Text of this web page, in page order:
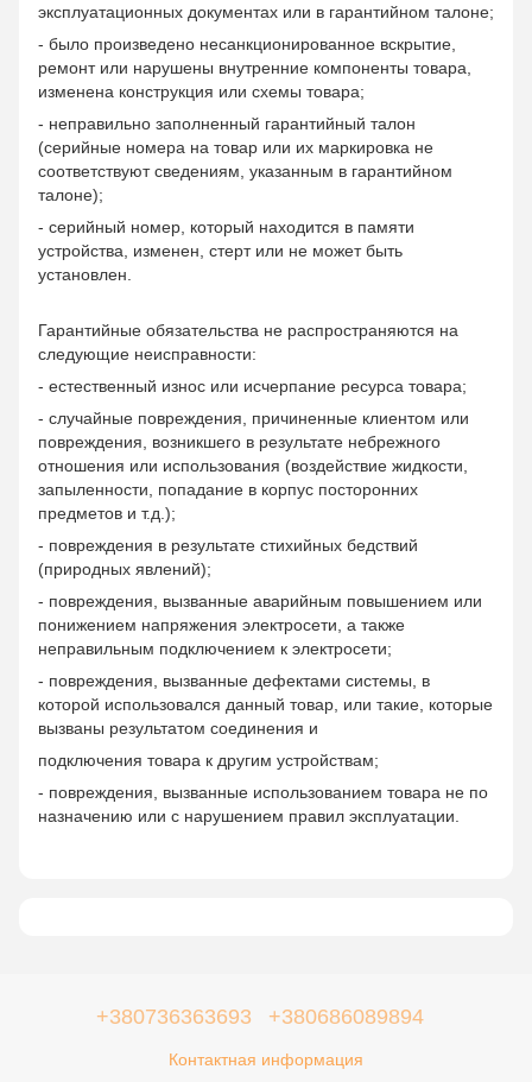
эксплуатационных документах или в гарантийном талоне;
- было произведено несанкционированное вскрытие,
ремонт или нарушены внутренние компоненты товара,
изменена конструкция или схемы товара;
- неправильно заполненный гарантийный талон
(серийные номера на товар или их маркировка не
соответствуют сведениям, указанным в гарантийном
талоне);
- серийный номер, который находится в памяти
устройства, изменен, стерт или не может быть
установлен.
Гарантийные обязательства не распространяются на
следующие неисправности:
- естественный износ или исчерпание ресурса товара;
- случайные повреждения, причиненные клиентом или
повреждения, возникшего в результате небрежного
отношения или использования (воздействие жидкости,
запыленности, попадание в корпус посторонних
предметов и т.д.);
- повреждения в результате стихийных бедствий
(природных явлений);
- повреждения, вызванные аварийным повышением или
понижением напряжения электросети, а также
неправильным подключением к электросети;
- повреждения, вызванные дефектами системы, в
которой использовался данный товар, или такие, которые
вызваны результатом соединения и
подключения товара к другим устройствам;
- повреждения, вызванные использованием товара не по
назначению или с нарушением правил эксплуатации.
+380736363693 +380686089894
Контактная информация